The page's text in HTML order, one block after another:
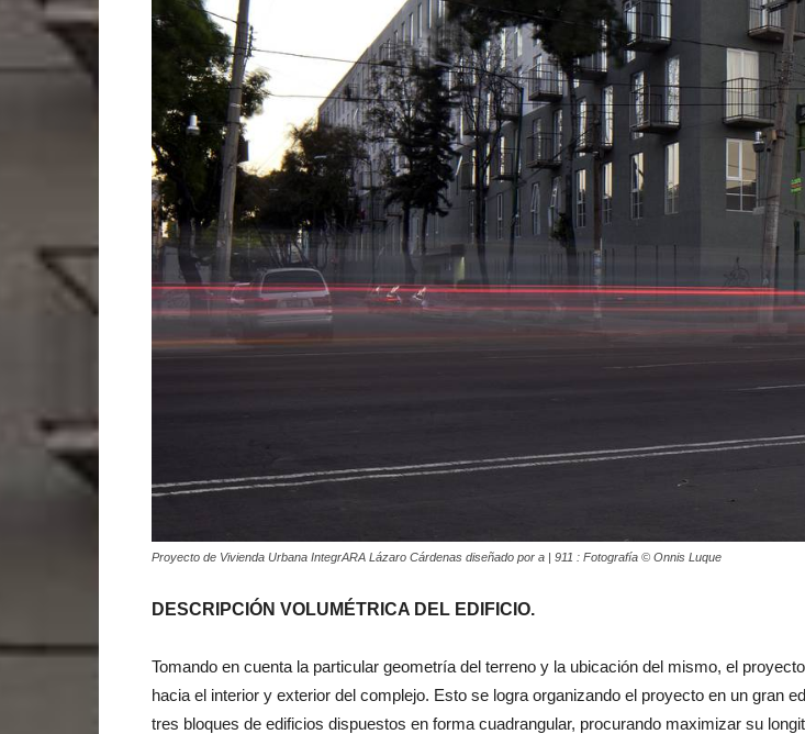
Proyecto de Vivienda Urbana IntegrARA Lázaro Cárdenas diseñado por a | 911 : Fotografía © Onnis Luque
DESCRIPCIÓN VOLUMÉTRICA DEL EDIFICIO.
Tomando en cuenta la particular geometría del terreno y la ubicación del mismo, el
hacia el interior y exterior del complejo. Esto se logra organizando el proyecto en un gran
tres bloques de edificios dispuestos en forma cuadrangular, procurando maximizar su